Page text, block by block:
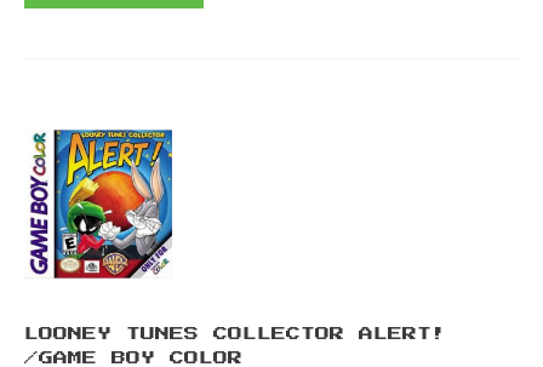
LOONEY TUNES COLLECTOR ALERT!
/GAME BOY COLOR